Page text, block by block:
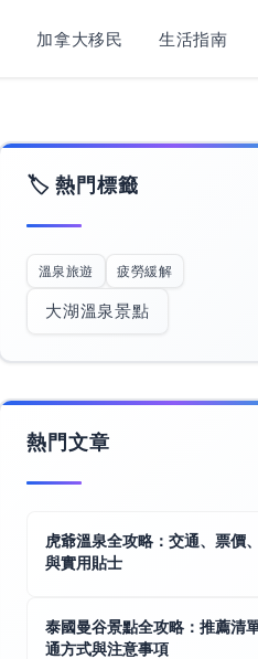
加拿大移民 生活指南
🏷️ 熱門標籤
溫泉旅遊 疲勞緩解
大湖溫泉景點
熱門文章
虎爺溫泉全攻略：交通、票價
與實用貼士
泰國曼谷景點全攻略：推薦清
通方式與注意事項